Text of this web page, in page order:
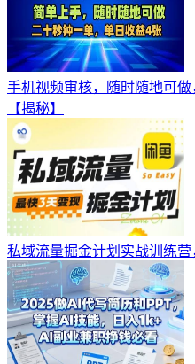
手机视频审核，随时随地可
【揭秘】
私域流量掘金计划实战训练